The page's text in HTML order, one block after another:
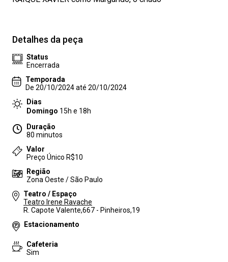
Detalhes da peça
Status
Encerrada
Temporada
De 20/10/2024 até 20/10/2024
Dias
Domingo 15h e 18h
Duração
80 minutos
Valor
Preço Único R$10
Região
Zona Oeste / São Paulo
Teatro / Espaço
Teatro Irene Ravache
R. Capote Valente,667 - Pinheiros,19
Estacionamento
Cafeteria
Sim